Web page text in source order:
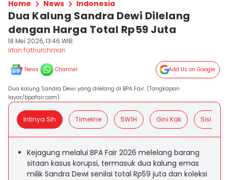
Home News Indonesia
Dua Kalung Sandra Dewi Dilelang
dengan Harga Total Rp59 Juta
18 Mei 2026, 13:46 WIB
Irfan Fathurohman
News Channel Add Us on Google
Dua kalung Sandra Dewi yang dilelang di BPA Fair. (Tangkapan
layar/bpafair.com)
Intinya Sih Timeline 5W1H Gini Kak Sisi
Kejagung melalui BPA Fair 2026 melelang barang
sitaan kasus korupsi, termasuk dua kalung emas
milik Sandra Dewi senilai total Rp59 juta dan koleksi